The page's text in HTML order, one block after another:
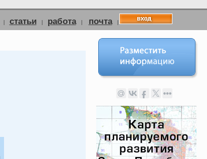
| статьи | работа | почта |